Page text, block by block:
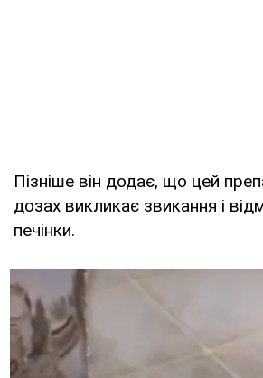
Пізніше він додає, що цей
дозах викликає звикання і
печінки.